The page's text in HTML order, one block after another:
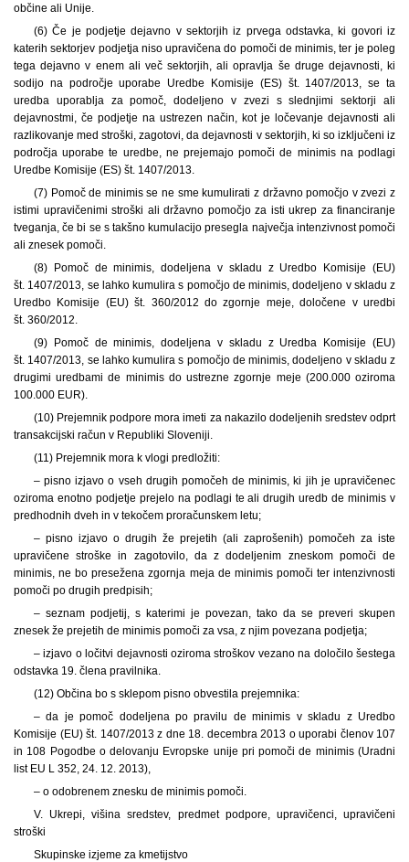
občine ali Unije.
(6) Če je podjetje dejavno v sektorjih iz prvega odstavka, ki govori iz
katerih sektorjev podjetja niso upravičena do pomoči de minimis, ter je poleg
tega dejavno v enem ali več sektorjih, ali opravlja še druge dejavnosti, ki
sodijo na področje uporabe Uredbe Komisije (ES) št. 1407/2013, se ta
uredba uporablja za pomoč, dodeljeno v zvezi s slednjimi sektorji ali
dejavnostmi, če podjetje na ustrezen način, kot je ločevanje dejavnosti ali
razlikovanje med stroški, zagotovi, da dejavnosti v sektorjih, ki so izključeni iz
področja uporabe te uredbe, ne prejemajo pomoči de minimis na podlagi
Uredbe Komisije (ES) št. 1407/2013.
(7) Pomoč de minimis se ne sme kumulirati z državno pomočjo v zvezi z
istimi upravičenimi stroški ali državno pomočjo za isti ukrep za financiranje
tveganja, če bi se s takšno kumulacijo presegla največja intenzivnost pomoči
ali znesek pomoči.
(8) Pomoč de minimis, dodeljena v skladu z Uredbo Komisije (EU)
št. 1407/2013, se lahko kumulira s pomočjo de minimis, dodeljeno v skladu z
Uredbo Komisije (EU) št. 360/2012 do zgornje meje, določene v uredbi
št. 360/2012.
(9) Pomoč de minimis, dodeljena v skladu z Uredba Komisije (EU)
št. 1407/2013, se lahko kumulira s pomočjo de minimis, dodeljeno v skladu z
drugimi uredbami de minimis do ustrezne zgornje meje (200.000 oziroma
100.000 EUR).
(10) Prejemnik podpore mora imeti za nakazilo dodeljenih sredstev odprt
transakcijski račun v Republiki Sloveniji.
(11) Prejemnik mora k vlogi predložiti:
– pisno izjavo o vseh drugih pomočeh de minimis, ki jih je upravičenec
oziroma enotno podjetje prejelo na podlagi te ali drugih uredb de minimis v
predhodnih dveh in v tekočem proračunskem letu;
– pisno izjavo o drugih že prejetih (ali zaprošenih) pomočeh za iste
upravičene stroške in zagotovilo, da z dodeljenim zneskom pomoči de
minimis, ne bo presežena zgornja meja de minimis pomoči ter intenzivnosti
pomoči po drugih predpisih;
– seznam podjetij, s katerimi je povezan, tako da se preveri skupen
znesek že prejetih de minimis pomoči za vsa, z njim povezana podjetja;
– izjavo o ločitvi dejavnosti oziroma stroškov vezano na določilo šestega
odstavka 19. člena pravilnika.
(12) Občina bo s sklepom pisno obvestila prejemnika:
– da je pomoč dodeljena po pravilu de minimis v skladu z Uredbo
Komisije (EU) št. 1407/2013 z dne 18. decembra 2013 o uporabi členov 107
in 108 Pogodbe o delovanju Evropske unije pri pomoči de minimis (Uradni
list EU L 352, 24. 12. 2013),
– o odobrenem znesku de minimis pomoči.
V. Ukrepi, višina sredstev, predmet podpore, upravičenci, upravičeni
stroški
Skupinske izjeme za kmetijstvo